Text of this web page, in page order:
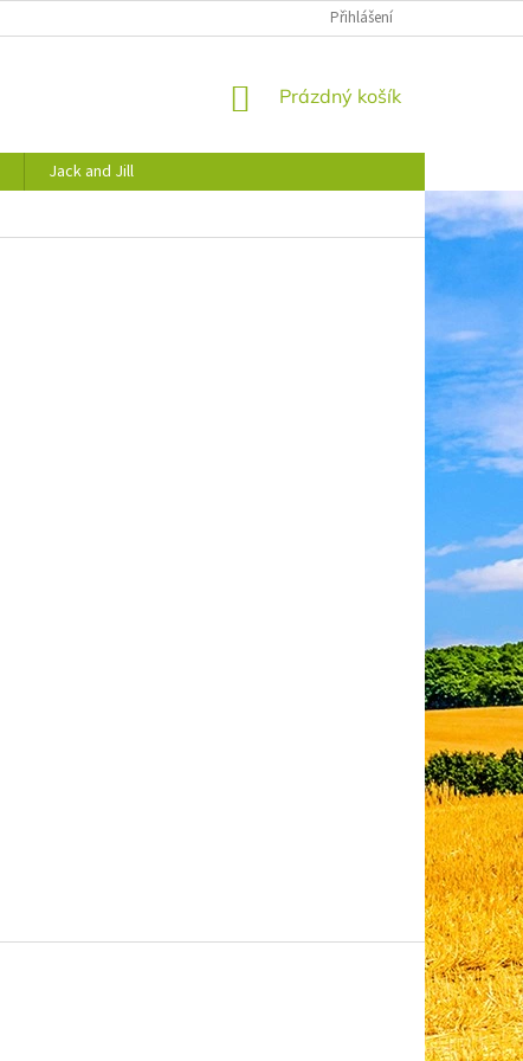
OBCHODNÍ PODMÍNKY PODMÍNKY
Přihlášení
NÁKUPNÍ
Prázdný košík
Jack and Jill